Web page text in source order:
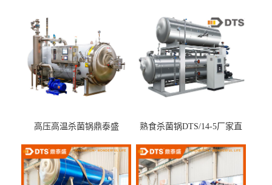
高压高温杀菌锅鼎泰盛
熟食杀菌锅DTS/14-5厂家直